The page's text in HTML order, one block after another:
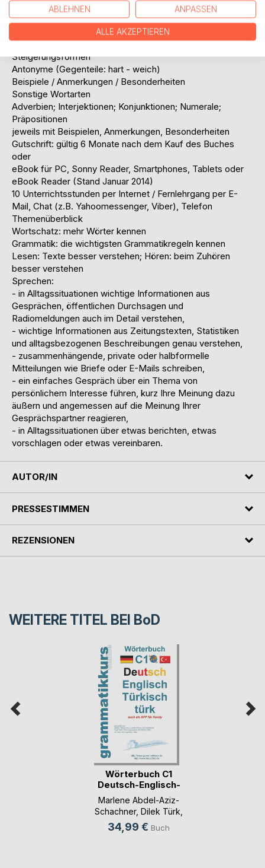
Präfixen und Trennbarkeit von Präfixen
Modalverben
Beispiele / Anmerkungen / Besonderheiten
Adjektive
Steigerungsformen
Antonyme (Gegenteile: hart - weich)
Beispiele / Anmerkungen / Besonderheiten
Sonstige Wortarten
Adverbien; Interjektionen; Konjunktionen; Numerale;
Präpositionen
jeweils mit Beispielen, Anmerkungen, Besonderheiten
Gutschrift: gültig 6 Monate nach dem Kauf des Buches
oder
eBook für PC, Sonny Reader, Smartphones, Tablets oder
eBook Reader (Stand Januar 2014)
10 Unterrichtsstunden per Internet / Fernlehrgang per E-
Mail, Chat (z.B. Yahoomessenger, Viber), Telefon
Themenüberblick
Wortschatz: mehr Wörter kennen
Grammatik: die wichtigsten Grammatikregeln kennen
Lesen: Texte besser verstehen; Hören: beim Zuhören
besser verstehen
Sprechen:
- in Alltagssituationen wichtige Informationen aus
Gesprächen, öffentlichen Durchsagen und
Radiomeldungen auch im Detail verstehen,
- wichtige Informationen aus Zeitungstexten, Statistiken
und alltagsbezogenen Beschreibungen genau verstehen,
- zusammenhängende, private oder halbformelle
Mitteilungen wie Briefe oder E-Mails schreiben,
- ein einfaches Gespräch über ein Thema von
persönlichem Interesse führen, kurz Ihre Meinung dazu
äußern und angemessen auf die Meinung Ihrer
Gesprächspartner reagieren,
- in Alltagssituationen über etwas berichten, etwas
vorschlagen oder etwas vereinbaren.
AUTOR/IN
PRESSESTIMMEN
REZENSIONEN
WEITERE TITEL BEI BoD
Wörterbuch C1
Deutsch-Englisch-
Tür(...)
Marlene Abdel-Aziz-
Schachner, Dilek Türk
...
34,99 € Buch
ABLEHNEN ANPASSEN
ALLE AKZEPTIEREN